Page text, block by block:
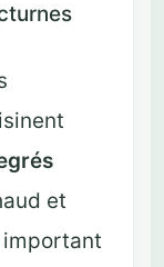
et
important